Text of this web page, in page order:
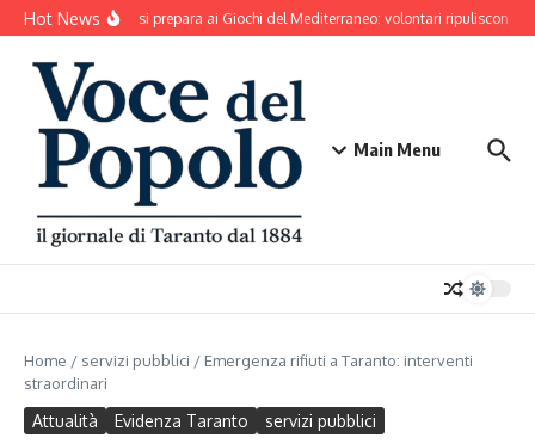
Salta al contenuto
Hot NewsTaranto si prepara ai Giochi del Mediterraneo: volontari ripuliscono
Main Menu
Home / servizi pubblici / Emergenza rifiuti a Taranto: interventi
straordinari
Attualità Evidenza Taranto servizi pubblici